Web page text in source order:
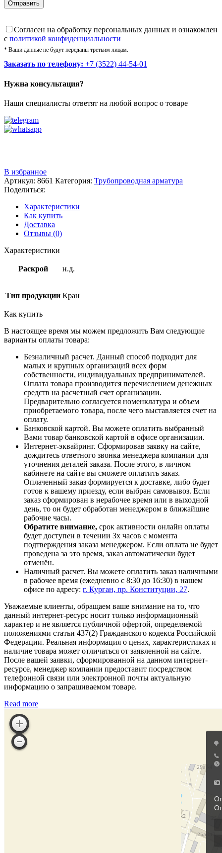
Cогласен на обработку персональных данных и ознакомлен
с политикой конфиденциальности
* Ваши данные не будут переданы третьим лицам.
Заказать по телефону: +7 (3522) 44-54-01
Нужна консультация?
Наши специалисты ответят на любой вопрос о товаре
В избранное
Артикул: 8661 Категория: Трубопроводная арматура
Поделиться:
Характеристики
Как купить
Доставка
Отзывы (0)
Характеристики
Раскрой н.д.
Тип продукции Кран
Как купить
В настоящее время мы можем предложить Вам следующие
варианты оплаты товара:
Безналичный расчет. Данный способ подходит для
малых и крупных организаций всех форм
собственности, индивидуальных предпринимателей.
Оплата товара производится перечислением денежных
средств на расчетный счет организации.
Предварительно согласуется номенклатура и объем
приобретаемого товара, после чего выставляется счет на
оплату.
Банковской картой. Вы можете оплатить выбранный
Вами товар банковской картой в офисе организации.
Интернет-эквайринг. Сформировав заявку на сайте,
дождитесь ответного звонка менеджера компании для
уточнения деталей заказа. После этого, в личном
кабинете на сайте вы сможете оплатить заказ.
Оплаченный заказ формируется к доставке, либо будет
готов к вашему приезду, если выбран самовывоз. Если
заказ сформирован в нерабочее время или в выходной
день, то он будет обработан менеджером в ближайшие
рабочие часы.
Обратите внимание, срок активности онлайн оплаты
будет доступен в течении 3х часов с момента
подтверждения заказа менеджером. Если оплата не будет
проведена за это время, заказ автоматически будет
отменён.
Наличный расчет. Вы можете оплатить заказ наличными
в рабочее время (ежедневно с 8:30 до 16:30) в нашем
офисе по адресу: г. Курган, пр. Конституции, 27.
Уважаемые клиенты, обращаем ваше внимание на то, что
данный интернет-ресурс носит только информационный
характер и не является публичной офертой, определяемой
положениями статьи 437(2) Гражданского кодекса Российской
Федерации. Реальная информация о ценах, характеристиках и
наличие товара может отличаться от заявленной на сайте.
После вашей заявки, сформированной на данном интернет-
ресурсе, менеджер компании предоставит посредством
телефонной связи или электронной почты актуальную
информацию о запрашиваемом товаре.
Read more